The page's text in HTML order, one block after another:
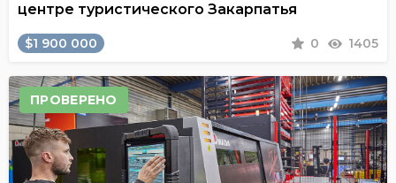
центре туристического Закарпатья
$1 900 000 0 1405
ПРОВЕРЕНО